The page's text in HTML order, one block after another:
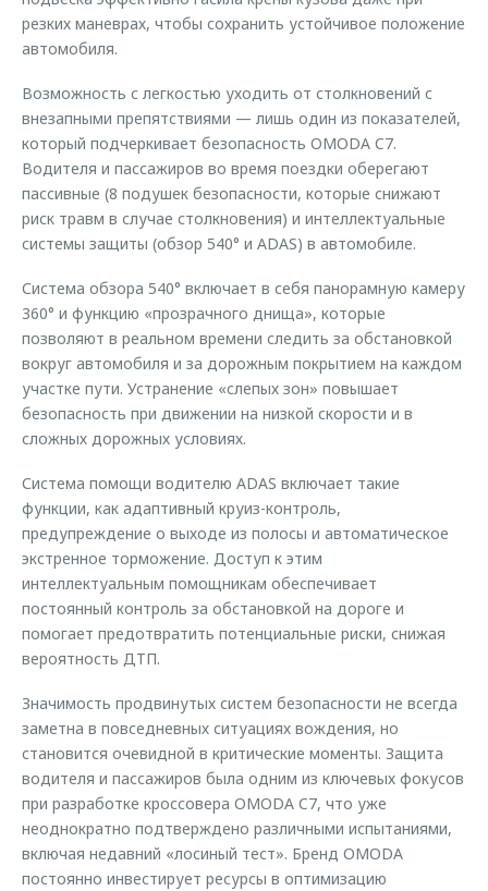
резких маневрах, чтобы сохранить устойчивое положение
автомобиля.
Возможность с легкостью уходить от столкновений с
внезапными препятствиями — лишь один из показателей,
который подчеркивает безопасность OMODA C7.
Водителя и пассажиров во время поездки оберегают
пассивные (8 подушек безопасности, которые снижают
риск травм в случае столкновения) и интеллектуальные
системы защиты (обзор 540° и ADAS) в автомобиле.
Система обзора 540° включает в себя панорамную камеру
360° и функцию «прозрачного днища», которые
позволяют в реальном времени следить за обстановкой
вокруг автомобиля и за дорожным покрытием на каждом
участке пути. Устранение «слепых зон» повышает
безопасность при движении на низкой скорости и в
сложных дорожных условиях.
Система помощи водителю ADAS включает такие
функции, как адаптивный круиз-контроль,
предупреждение о выходе из полосы и автоматическое
экстренное торможение. Доступ к этим
интеллектуальным помощникам обеспечивает
постоянный контроль за обстановкой на дороге и
помогает предотвратить потенциальные риски, снижая
вероятность ДТП.
Значимость продвинутых систем безопасности не всегда
заметна в повседневных ситуациях вождения, но
становится очевидной в критические моменты. Защита
водителя и пассажиров была одним из ключевых фокусов
при разработке кроссовера OMODA C7, что уже
неоднократно подтверждено различными испытаниями,
включая недавний «лосиный тест». Бренд OMODA
постоянно инвестирует ресурсы в оптимизацию